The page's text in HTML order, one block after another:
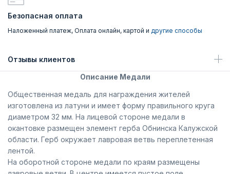
Безопасная оплата
Наложенный платеж, Оплата онлайн, картой и другие способы
Отзывы клиентов
Описание Медали
Общественная медаль для награждения жителей
изготовлена из латуни и имеет форму правильного круга
диаметром 32 мм. На лицевой стороне медали в
окантовке размещен элемент герба Обнинска Калужской
области. Герб окружает лавровая ветвь переплетенная
лентой.
На оборотной стороне медали по краям размещены